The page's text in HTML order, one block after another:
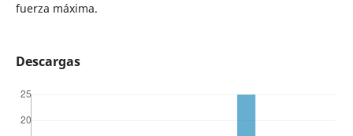
fuerza máxima.
Descargas